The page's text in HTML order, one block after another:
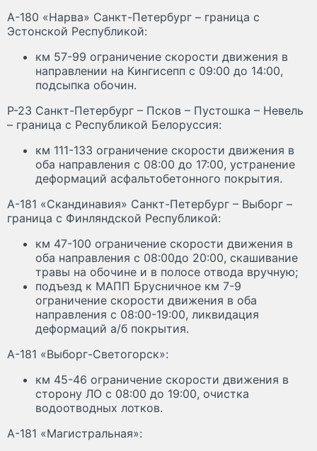
А-180 «Нарва» Санкт-Петербург – граница с
Эстонской Республикой:
км 57-99 ограничение скорости движения в
направлении на Кингисепп с 09:00 до 14:00,
подсыпка обочин.
Р-23 Санкт-Петербург – Псков – Пустошка – Невель
– граница с Республикой Белоруссия:
км 111-133 ограничение скорости движения в
оба направления с 08:00 до 17:00, устранение
деформаций асфальтобетонного покрытия.
А-181 «Скандинавия» Санкт-Петербург – Выборг –
граница с Финляндской Республикой:
км 47-100 ограничение скорости движения в
оба направления с 08:00до 20:00, скашивание
травы на обочине и в полосе отвода вручную;
подъезд к МАПП Брусничное км 7-9
ограничение скорости движения в оба
направления с 08:00-19:00, ликвидация
деформаций а/б покрытия.
А-181 «Выборг-Светогорск»:
км 45-46 ограничение скорости движения в
сторону ЛО с 08:00 до 19:00, очистка
водоотводных лотков.
А-181 «Магистральная»: